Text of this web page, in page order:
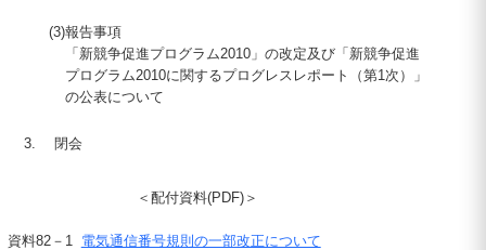
(3)報告事項
「新競争促進プログラム2010」の改定及び「新競争促進
プログラム2010に関するプログレスレポート（第1次）」
の公表について
閉会
＜配付資料(PDF)＞
資料82－1
電気通信番号規則の一部改正について